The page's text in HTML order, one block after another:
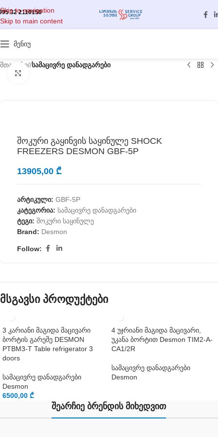
Skip to navigation
Skip to main content
32 2110150
მენიუ
მთავარი/ სამაცივრე დანადგარები
შოკური გაყინვის საყინულე SHOCK
FREEZERS DESMON GBF-5P
13905,00 ₾
არტიკული: GBF-5P
კატეგორია: სამაცივრე დანადგარები
ტეგი: შოკური საყინულე
Brand: Desmon
Follow:
მსგავსი პროდუქტები
3 კარიანი მაგიდა მაცივარი
ბორტის გარეშე DESMON
PTBM3-T Table refrigerator 3
doors
სამაცივრე დანადგარები
Desmon
6500,00 ₾
4 უჯრიანი მაგიდა მაცივარი,
უკანა ბორტით Desmon TIM2-A-
CA1/2R
სამაცივრე დანადგარები
Desmon
შეარჩიე ბრენდის მიხედვით